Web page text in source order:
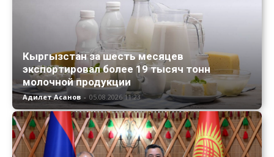
Кыргызстан за шесть месяцев
экспортировал более 19 тысяч тонн
молочной продукции
Адилет Асанов - 05.08.2026 11:23